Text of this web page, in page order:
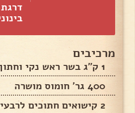
מרכיבים
1 ק"ג בשר ראש נקי וחתוך לקוביות
400 גר' חומוס מושרה
2 קישואים חתוכים לרבעים